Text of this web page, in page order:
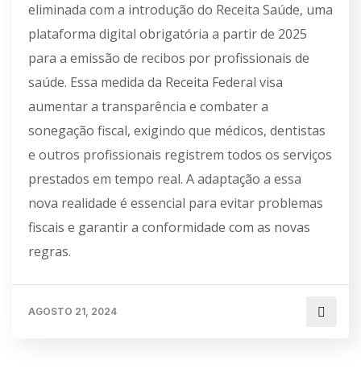
eliminada com a introdução do Receita Saúde, uma
plataforma digital obrigatória a partir de 2025
para a emissão de recibos por profissionais de
saúde. Essa medida da Receita Federal visa
aumentar a transparência e combater a
sonegação fiscal, exigindo que médicos, dentistas
e outros profissionais registrem todos os serviços
prestados em tempo real. A adaptação a essa
nova realidade é essencial para evitar problemas
fiscais e garantir a conformidade com as novas
regras.
AGOSTO 21, 2024